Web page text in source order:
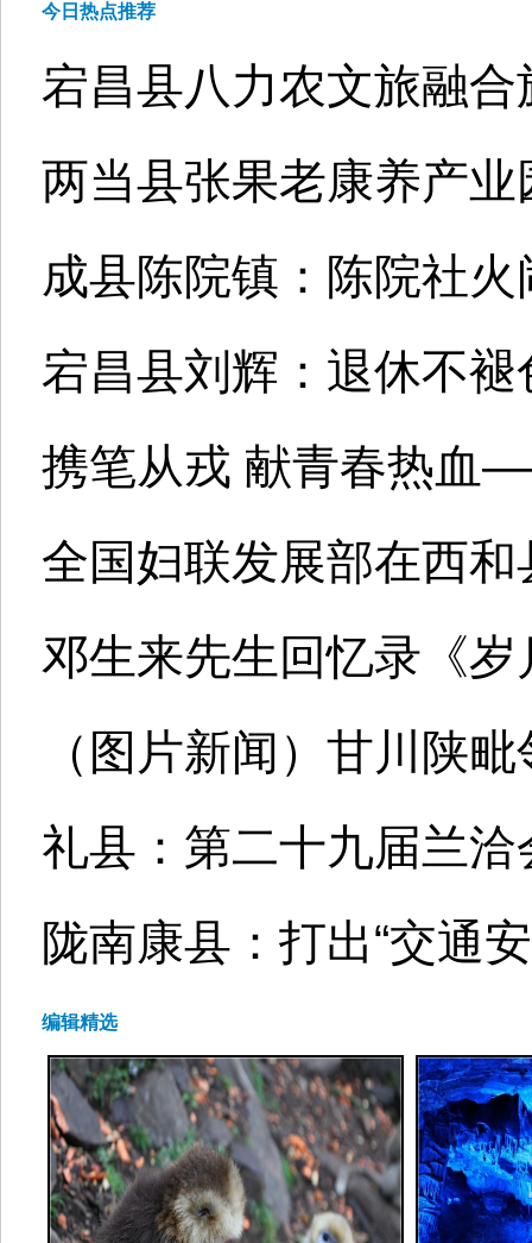
今日热点推荐
宕昌县八力农文旅融
两当县张果老康养产业
成县陈院镇：陈院社
宕昌县刘辉：退休不
携笔从戎 献青春热血
全国妇联发展部在西
邓生来先生回忆录《
（图片新闻）甘川陕
礼县：第二十九届兰
陇南康县：打出“交通
编辑精选